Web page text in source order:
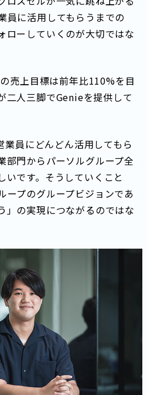
員に活用してもらうまでの
ローしていくのが大切ではな
売上目標は前年比110%を目
二人三脚でGenieを提供して
員にどんどん活用してもら
部門からパーソルグループ全
いです。そうしていくこと
ープのグループビジョンであ
」の実現につながるのではな